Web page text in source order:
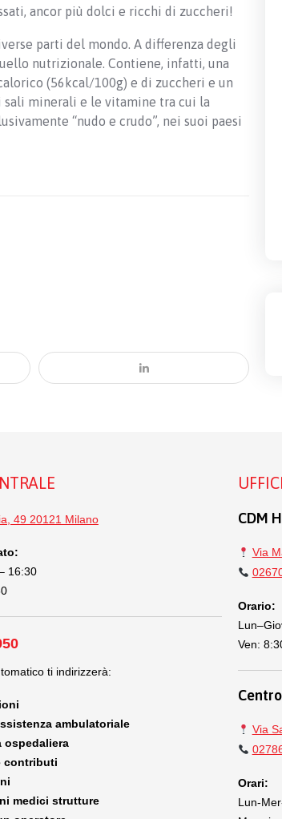
ancor più dolci e ricchi di zuccheri!
parti del mondo. A differenza degli
nutrizionale. Contiene, infatti, una
(56kcal/100g) e di zuccheri e un
minerali e le vitamine tra cui la
“nudo e crudo”, nei suoi paesi
49 20121 Milano
16:30
ti indirizzerà:
ambulatoriale
ospedaliera
contributi
medici strutture
CDM
Via
Orario:
Ven:
Via
Orari:
Lun-